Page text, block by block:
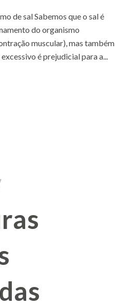
de sal Sabemos que o sal é
do organismo
muscular), mas também
é prejudicial para a...